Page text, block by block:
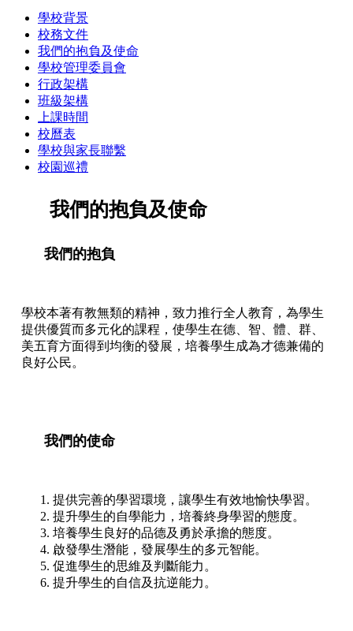
學校背景
校務文件
我們的抱負及使命
學校管理委員會
行政架構
班級架構
上課時間
校曆表
學校與家長聯繫
校園巡禮
我們的抱負及使命
我們的抱負
學校本著有教無類的精神，致力推行全人教育，為學生
提供優質而多元化的課程，使學生在德、智、體、群、
美五育方面得到均衡的發展，培養學生成為才德兼備的
良好公民。
我們的使命
提供完善的學習環境，讓學生有效地愉快學習。
提升學生的自學能力，培養終身學習的態度。
培養學生良好的品德及勇於承擔的態度。
啟發學生潛能，發展學生的多元智能。
促進學生的思維及判斷能力。
提升學生的自信及抗逆能力。